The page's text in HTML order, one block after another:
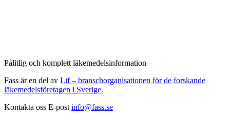
Pålitlig och komplett läkemedelsinformation
Fass är en del av Lif – branschorganisationen för de forskande
läkemedelsföretagen i Sverige.
Kontakta oss E-post info@fass.se